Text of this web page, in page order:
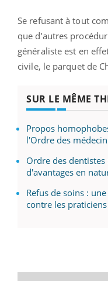
Se refusant à tout
que d’autres
généraliste est en
civile, le parquet de
SUR LE MÊME
Propos
l'Ordre des
Ordre des
d'avantages en
Refus de soins :
contre les praticiens